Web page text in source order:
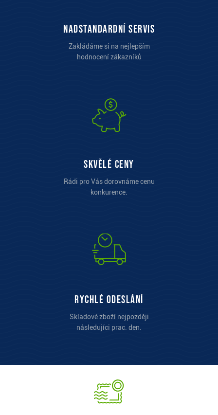
Nadstandardní servis
Zakládáme si na nejlepším
hodnocení zákazníků
Skvělé ceny
Rádi pro Vás dorovnáme cenu
konkurence.
Rychlé odeslání
Skladové zboží nejpozději
následujíci prac. den.